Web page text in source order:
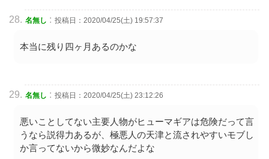
名無し : 投稿日：2020/04/25(土) 19:57:37
本当に残り四ヶ月あるのかな
名無し : 投稿日：2020/04/25(土) 23:12:26
悪いことしてない主要人物がヒューマギアは危険だって言
うなら説得力あるが、極悪人の天津と流されやすいモブし
か言ってないから微妙なんだよな